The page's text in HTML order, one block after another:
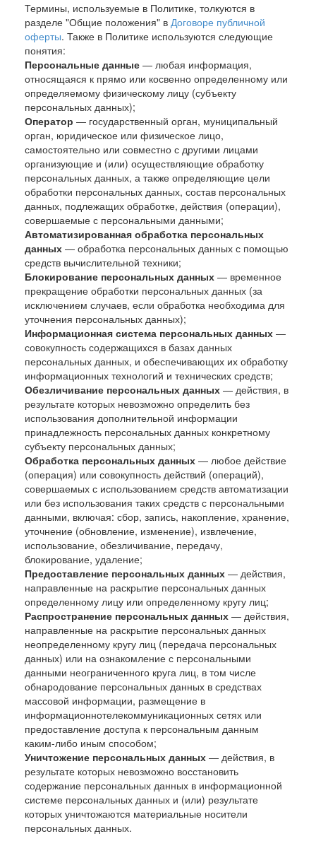
Термины, используемые в Политике, толкуются в
разделе "Общие положения" в Договоре публичной
оферты. Также в Политике используются следующие
понятия:
Персональные данные — любая информация,
относящаяся к прямо или косвенно определенному или
определяемому физическому лицу (субъекту
персональных данных);
Оператор — государственный орган, муниципальный
орган, юридическое или физическое лицо,
самостоятельно или совместно с другими лицами
организующие и (или) осуществляющие обработку
персональных данных, а также определяющие цели
обработки персональных данных, состав персональных
данных, подлежащих обработке, действия (операции),
совершаемые с персональными данными;
Автоматизированная обработка персональных
данных — обработка персональных данных с помощью
средств вычислительной техники;
Блокирование персональных данных — временное
прекращение обработки персональных данных (за
исключением случаев, если обработка необходима для
уточнения персональных данных);
Информационная система персональных данных —
совокупность содержащихся в базах данных
персональных данных, и обеспечивающих их обработку
информационных технологий и технических средств;
Обезличивание персональных данных — действия, в
результате которых невозможно определить без
использования дополнительной информации
принадлежность персональных данных конкретному
субъекту персональных данных;
Обработка персональных данных — любое действие
(операция) или совокупность действий (операций),
совершаемых с использованием средств автоматизации
или без использования таких средств с персональными
данными, включая: сбор, запись, накопление, хранение,
уточнение (обновление, изменение), извлечение,
использование, обезличивание, передачу,
блокирование, удаление;
Предоставление персональных данных — действия,
направленные на раскрытие персональных данных
определенному лицу или определенному кругу лиц;
Распространение персональных данных — действия,
направленные на раскрытие персональных данных
неопределенному кругу лиц (передача персональных
данных) или на ознакомление с персональными
данными неограниченного круга лиц, в том числе
обнародование персональных данных в средствах
массовой информации, размещение в
информационнотелекоммуникационных сетях или
предоставление доступа к персональным данным
каким-либо иным способом;
Уничтожение персональных данных — действия, в
результате которых невозможно восстановить
содержание персональных данных в информационной
системе персональных данных и (или) результате
которых уничтожаются материальные носители
персональных данных.